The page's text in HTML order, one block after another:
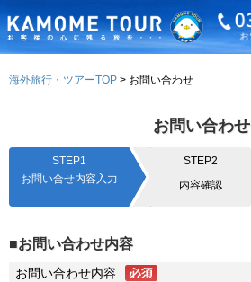
海外旅行・ツアーTOP お問い合わせ
お問い合わせ
STEP1
お問い合せ内容入力
STEP2
内容確認
■お問い合わせ内容
お問い合わせ内容